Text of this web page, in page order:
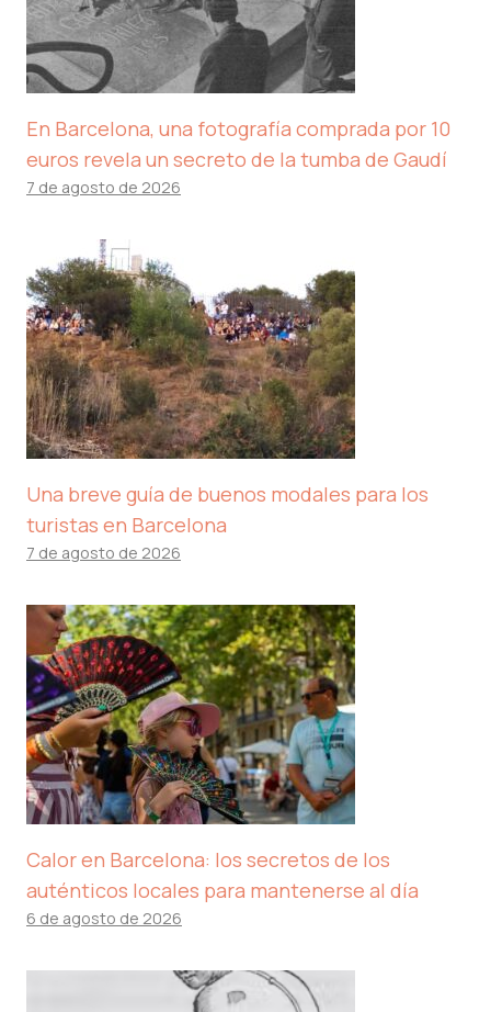
En Barcelona, ​​una fotografía comprada por 10
euros revela un secreto de la tumba de Gaudí
7 de agosto de 2026
Una breve guía de buenos modales para los
turistas en Barcelona
7 de agosto de 2026
Calor en Barcelona: los secretos de los
auténticos locales para mantenerse al día
6 de agosto de 2026